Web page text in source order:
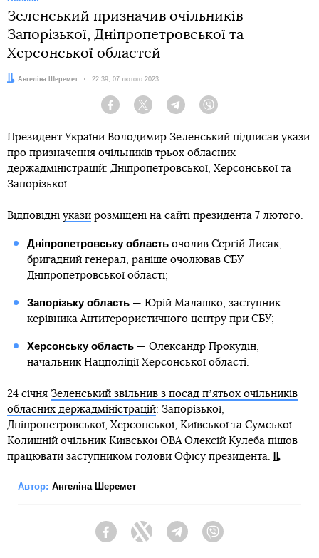
Зеленський призначив очільників
Запорізької, Дніпропетровської та
Херсонської областей
Автор:
Ангеліна Шеремет Дата:
22:39, 07 лютого 2023
Facebook Twitter Telegram
Президент України Володимир Зеленський підписав укази
про призначення очільників трьох обласних
держадміністрацій: Дніпропетровської, Херсонської та
Запорізької.
Відповідні укази розміщені на сайті президента 7 лютого.
Дніпропетровську областьочолив Сергій Лисак,
бригадний генерал, раніше очолював СБУ
Дніпропетровської області;
Запорізьку область— Юрій Малашко, заступник
керівника Антитерористичного центру при СБУ;
Херсонську область— Олександр Прокудін,
начальник Нацполіції Херсонської області.
24 січня Зеленський звільнив з посад пʼятьох очільників
обласних держадміністрацій: Запорізької,
Дніпропетровської, Херсонської, Київської та Сумської.
Колишній очільник Київської ОВА Олексій Кулеба пішов
працювати заступником голови Офісу президента.
Автор: Ангеліна Шеремет
FacebookTwitter Telegram